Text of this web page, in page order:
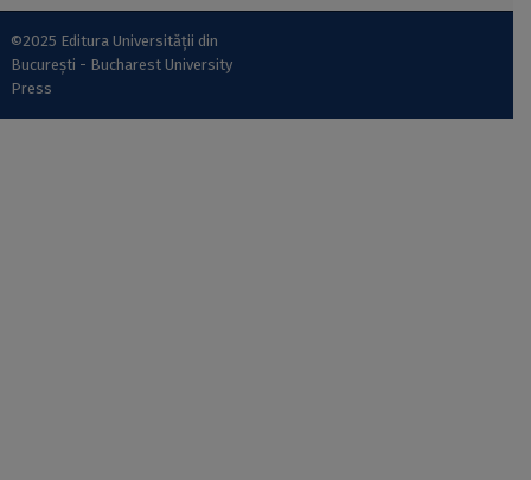
©2025 Editura Universității din
București - Bucharest University
Press